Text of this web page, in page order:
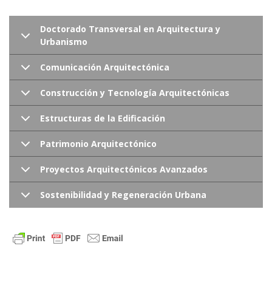
Doctorado Transversal en Arquitectura y
Urbanismo
Comunicación Arquitectónica
Construcción y Tecnología Arquitectónicas
Estructuras de la Edificación
Patrimonio Arquitectónico
Proyectos Arquitectónicos Avanzados
Sostenibilidad y Regeneración Urbana